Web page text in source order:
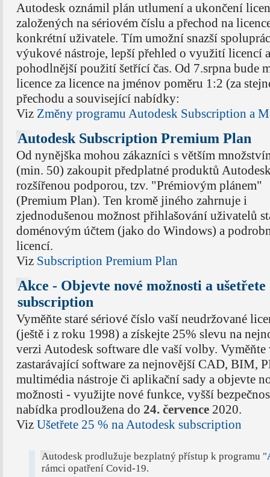
Autodesk oznámil plán utlumení a ukončení
založených na sériovém číslu a přechod na
konkrétní uživatele. Tím umožní snazší
výukové nástroje, lepší přehled o využití licencí a
pohodlnější použití šetřící čas. Od 7.srpna bude
licence za licence na jménov poměru 1:2 (za
přechodu a související nabídky:
Viz Změny programu Autodesk Subscription a
Autodesk Subscription Premium Plan
Od nynějška mohou zákazníci s větším
(min. 50) zakoupit předplatné produktů
rozšířenou podporou, tzv. "Prémiovým plánem"
(Premium Plan). Ten kromě jiného zahrnuje i
zjednodušenou možnost přihlašování uživatelů
doménovým účtem (jako do Windows) a
licencí.
Viz Subscription Premium Plan
Akce - Objevte nové možnosti a ušetřete
subscription
Vyměňte staré sériové číslo vaší neudržované
(ještě i z roku 1998) a získejte 25% slevu na
verzi Autodesk software dle vaší volby. Vyměňte
zastarávající software za nejnovější CAD, BIM,
multimédia nástroje či aplikační sady a objevte
možnosti - využijte nové funkce, vyšší
nabídka prodloužena do 24. července2020.
Viz Ušetřete 25 % na Autodesk subscription
Autodesk prodlužuje bezplatný přístup k programu "
rámci opatření Covid-19.